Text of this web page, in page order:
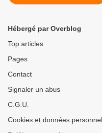
sous-Bois ?
Hébergé par Overblog
Top articles
Pages
Contact
Signaler un abus
C.G.U.
Cookies et données